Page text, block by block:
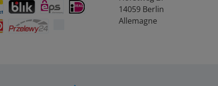
BLIK eps
14059 Berlin
Allemagne